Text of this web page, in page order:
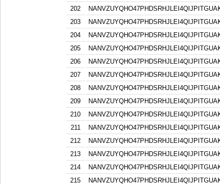
202
203
204
205
206
207
208
209
210
211
212
213
214
215